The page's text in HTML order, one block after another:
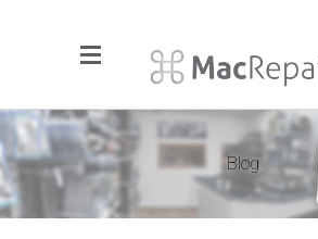
Menu
Click
Pages
About Us
Blog